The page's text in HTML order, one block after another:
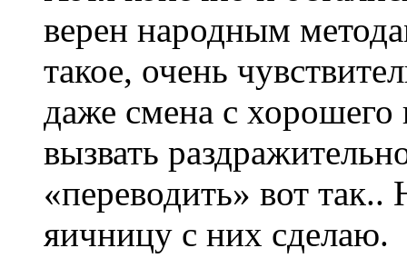
верен народным
такое, очень
даже смена с
вызвать
«переводить» вот
яичницу с них сделаю.